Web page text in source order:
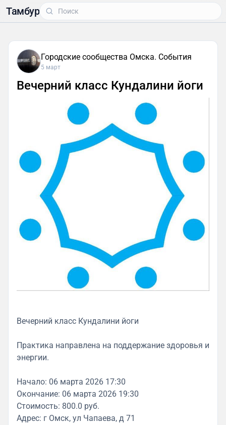
Тамбур
Городские сообщества Омска. События
5 март
Вечерний класс Кундалини йоги
Вечерний класс Кундалини йоги
Практика направлена на поддержание здоровья и
энергии.
Начало: 06 марта 2026 17:30
Окончание: 06 марта 2026 19:30
Стоимость: 800.0 руб.
Адрес: г Омск, ул Чапаева, д 71